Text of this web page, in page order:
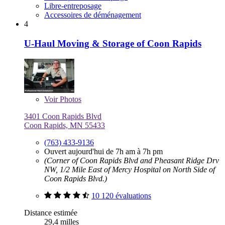
Libre-entreposage
Accessoires de déménagement
4
U-Haul Moving & Storage of Coon Rapids
VoirPhotos
3401 Coon Rapids Blvd
Coon Rapids, MN 55433
(763) 433-9136
Ouvert aujourd'hui de 7h am à 7h pm
(Corner of Coon Rapids Blvd and Pheasant Ridge Drv
NW, 1/2 Mile East of Mercy Hospital on North Side of
Coon Rapids Blvd.)
10 120 évaluations
Distance estimée
29,4 milles